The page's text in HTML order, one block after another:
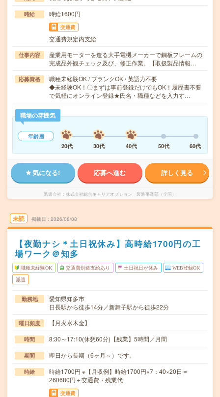
時給 時給1600円
交通費
交通費規定内支給
仕事内容
産業用モーターを造る大手電機メーカーで鋼板フレームの
完成品外観チェック及び、修正作業。【取扱製品情報…
応募資格
職種未経験OK / ブランクOK / 英語力不要
◆未経験OK！〇まずは事前登録だけでもOK！履歴書不要
で気軽にオンライン登録★氏名・職種などを入力す…
職場の雰囲気
年齢層
20代
30代 40代 50代 60代
気になる! 応募へ進む 詳しく見る
派遣会社 株式会社綜合キャリアオプション 製造事業部（全国）
未読 掲載日 2026/08/08
【夜勤ナシ＊土日祝休み】高時給1700円の工
場ワーク＠知多
職種未経験OK 交通費別途支給あり 土日祝日が休み WEB登録OK
派遣
勤務地
愛知県知多市
日長駅から徒歩14分／新舞子駅から徒歩22分
曜日頻度 【月火水木金】
時間 8:30～17:10(休憩60分)【残業】5時間／月間
期間 即日から長期（6ヶ月～）です。
時給
時給1700円 ※【月収例】時給1700円×7：40×20日＝
260680円＋交通費・残業代
交通費